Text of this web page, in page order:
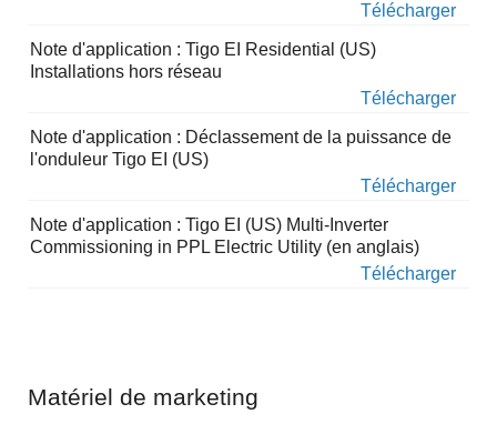
Télécharger
Note d'application : Tigo EI Residential (US)
Installations hors réseau
Télécharger
Note d'application : Déclassement de la puissance de
l'onduleur Tigo EI (US)
Télécharger
Note d'application : Tigo EI (US) Multi-Inverter
Commissioning in PPL Electric Utility (en anglais)
Télécharger
Matériel de marketing